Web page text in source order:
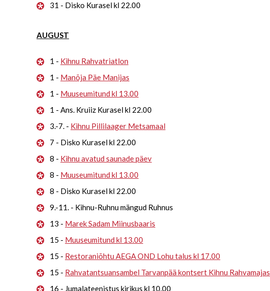
31 - Disko Kurasel kl 22.00
AUGUST
1 - Kihnu Rahvatriatlon
1 - Manõja Päe Manijas
1 - Muuseumitund kl 13.00
1 - Ans. Kruiiz Kurasel kl 22.00
3.-7. - Kihnu Pillilaager Metsamaal
7 - Disko Kurasel kl 22.00
8 - Kihnu avatud saunade päev
8 - Muuseumitund kl 13.00
8 - Disko Kurasel kl 22.00
9.-11. - Kihnu-Ruhnu mängud Ruhnus
13 - Marek Sadam Miinusbaaris
15 - Muuseumitund kl 13.00
15 - Restoraniõhtu AEGA OND Lohu talus kl 17.00
15 - Rahvatantsuansambel Tarvanpää kontsert Kihnu Rahvamajas
16 - Jumalateenistus kirikus kl 10.00